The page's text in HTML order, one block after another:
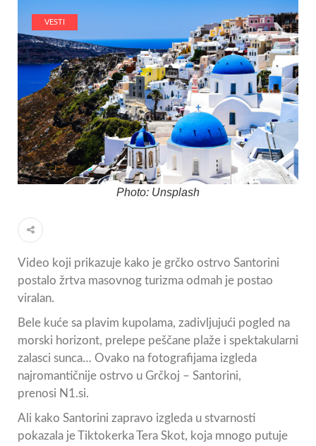
VESTI
Photo: Unsplash
Video koji prikazuje kako je grčko ostrvo Santorini
postalo žrtva masovnog turizma odmah je postao
viralan.
Bele kuće sa plavim kupolama, zadivljujući pogled na
morski horizont, prelepe peščane plaže i spektakularni
zalasci sunca… Ovako na fotografijama izgleda
najromantičnije ostrvo u Grčkoj – Santorini,
prenosi N1.si.
Ali kako Santorini zapravo izgleda u stvarnosti
pokazala je Tiktokerka Tera Skot, koja mnogo putuje